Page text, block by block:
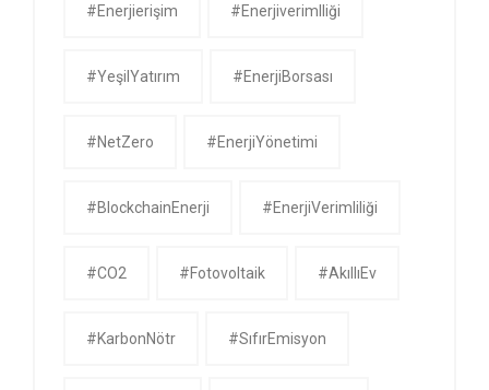
#enerjierişim #enerjiverimlliği
#YeşilYatırım #EnerjiBorsası
#NetZero #EnerjiYönetimi
#BlockchainEnerji #EnerjiVerimliliği
#CO2 #Fotovoltaik #AkıllıEv
#KarbonNötr #SıfırEmisyon